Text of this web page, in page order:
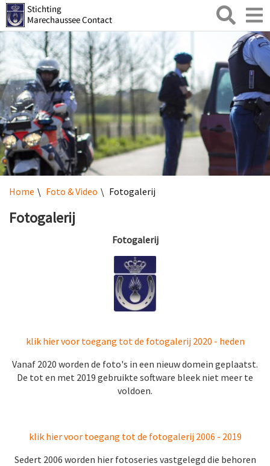
Zoeken
Home Foto & Video Fotogalerij
Fotogalerij
Fotogalerij
klik hier voor toegang tot de fotogalerij 2020 - heden
Vanaf 2020 worden de foto's in een nieuw domein geplaatst.
De tot en met 2019 gebruikte software bleek niet meer te
voldoen.
klik hier voor toegang tot de fotogalerij 2006 - 2019
Sedert 2006 worden hier fotoseries vastgelegd die behoren